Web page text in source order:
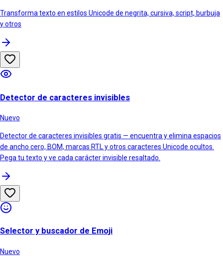
Transforma texto en estilos Unicode de negrita, cursiva, script, burbuja
y otros
Detector de caracteres invisibles
Nuevo
Detector de caracteres invisibles gratis — encuentra y elimina espacios
de ancho cero, BOM, marcas RTL y otros caracteres Unicode ocultos.
Pega tu texto y ve cada carácter invisible resaltado.
Selector y buscador de Emoji
Nuevo